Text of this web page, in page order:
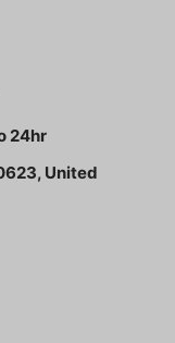
24hr
United